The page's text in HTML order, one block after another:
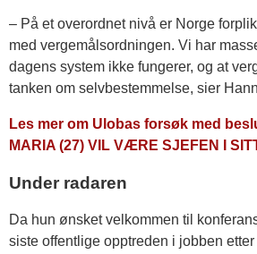
– På et overordnet nivå er Norge
med vergemålsordningen. Vi har
dagens system ikke fungerer, og at
tanken om selvbestemmelse, sier
Les mer om Ulobas forsøk med
MARIA (27) VIL VÆRE SJEFEN I
Under radaren
Da hun ønsket velkommen til
siste offentlige opptreden i jobben